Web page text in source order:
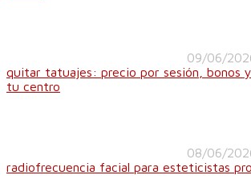
09/06/
quitar tatuajes: precio por sesión, bonos
tu centro
08/06/
radiofrecuencia facial para esteticistas